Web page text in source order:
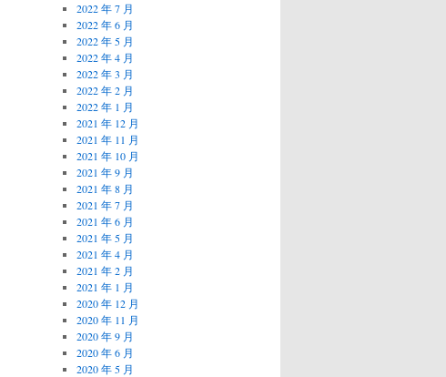
2022 年 7 月
2022 年 6 月
2022 年 5 月
2022 年 4 月
2022 年 3 月
2022 年 2 月
2022 年 1 月
2021 年 12 月
2021 年 11 月
2021 年 10 月
2021 年 9 月
2021 年 8 月
2021 年 7 月
2021 年 6 月
2021 年 5 月
2021 年 4 月
2021 年 2 月
2021 年 1 月
2020 年 12 月
2020 年 11 月
2020 年 9 月
2020 年 6 月
2020 年 5 月